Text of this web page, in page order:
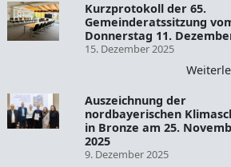
Kurzprotokoll der 65.
Gemeinderatssitzung
Donnerstag 11.
15. Dezember 2025
Auszeichnung der
nordbayerischen
in Bronze am 25.
2025
9. Dezember 2025